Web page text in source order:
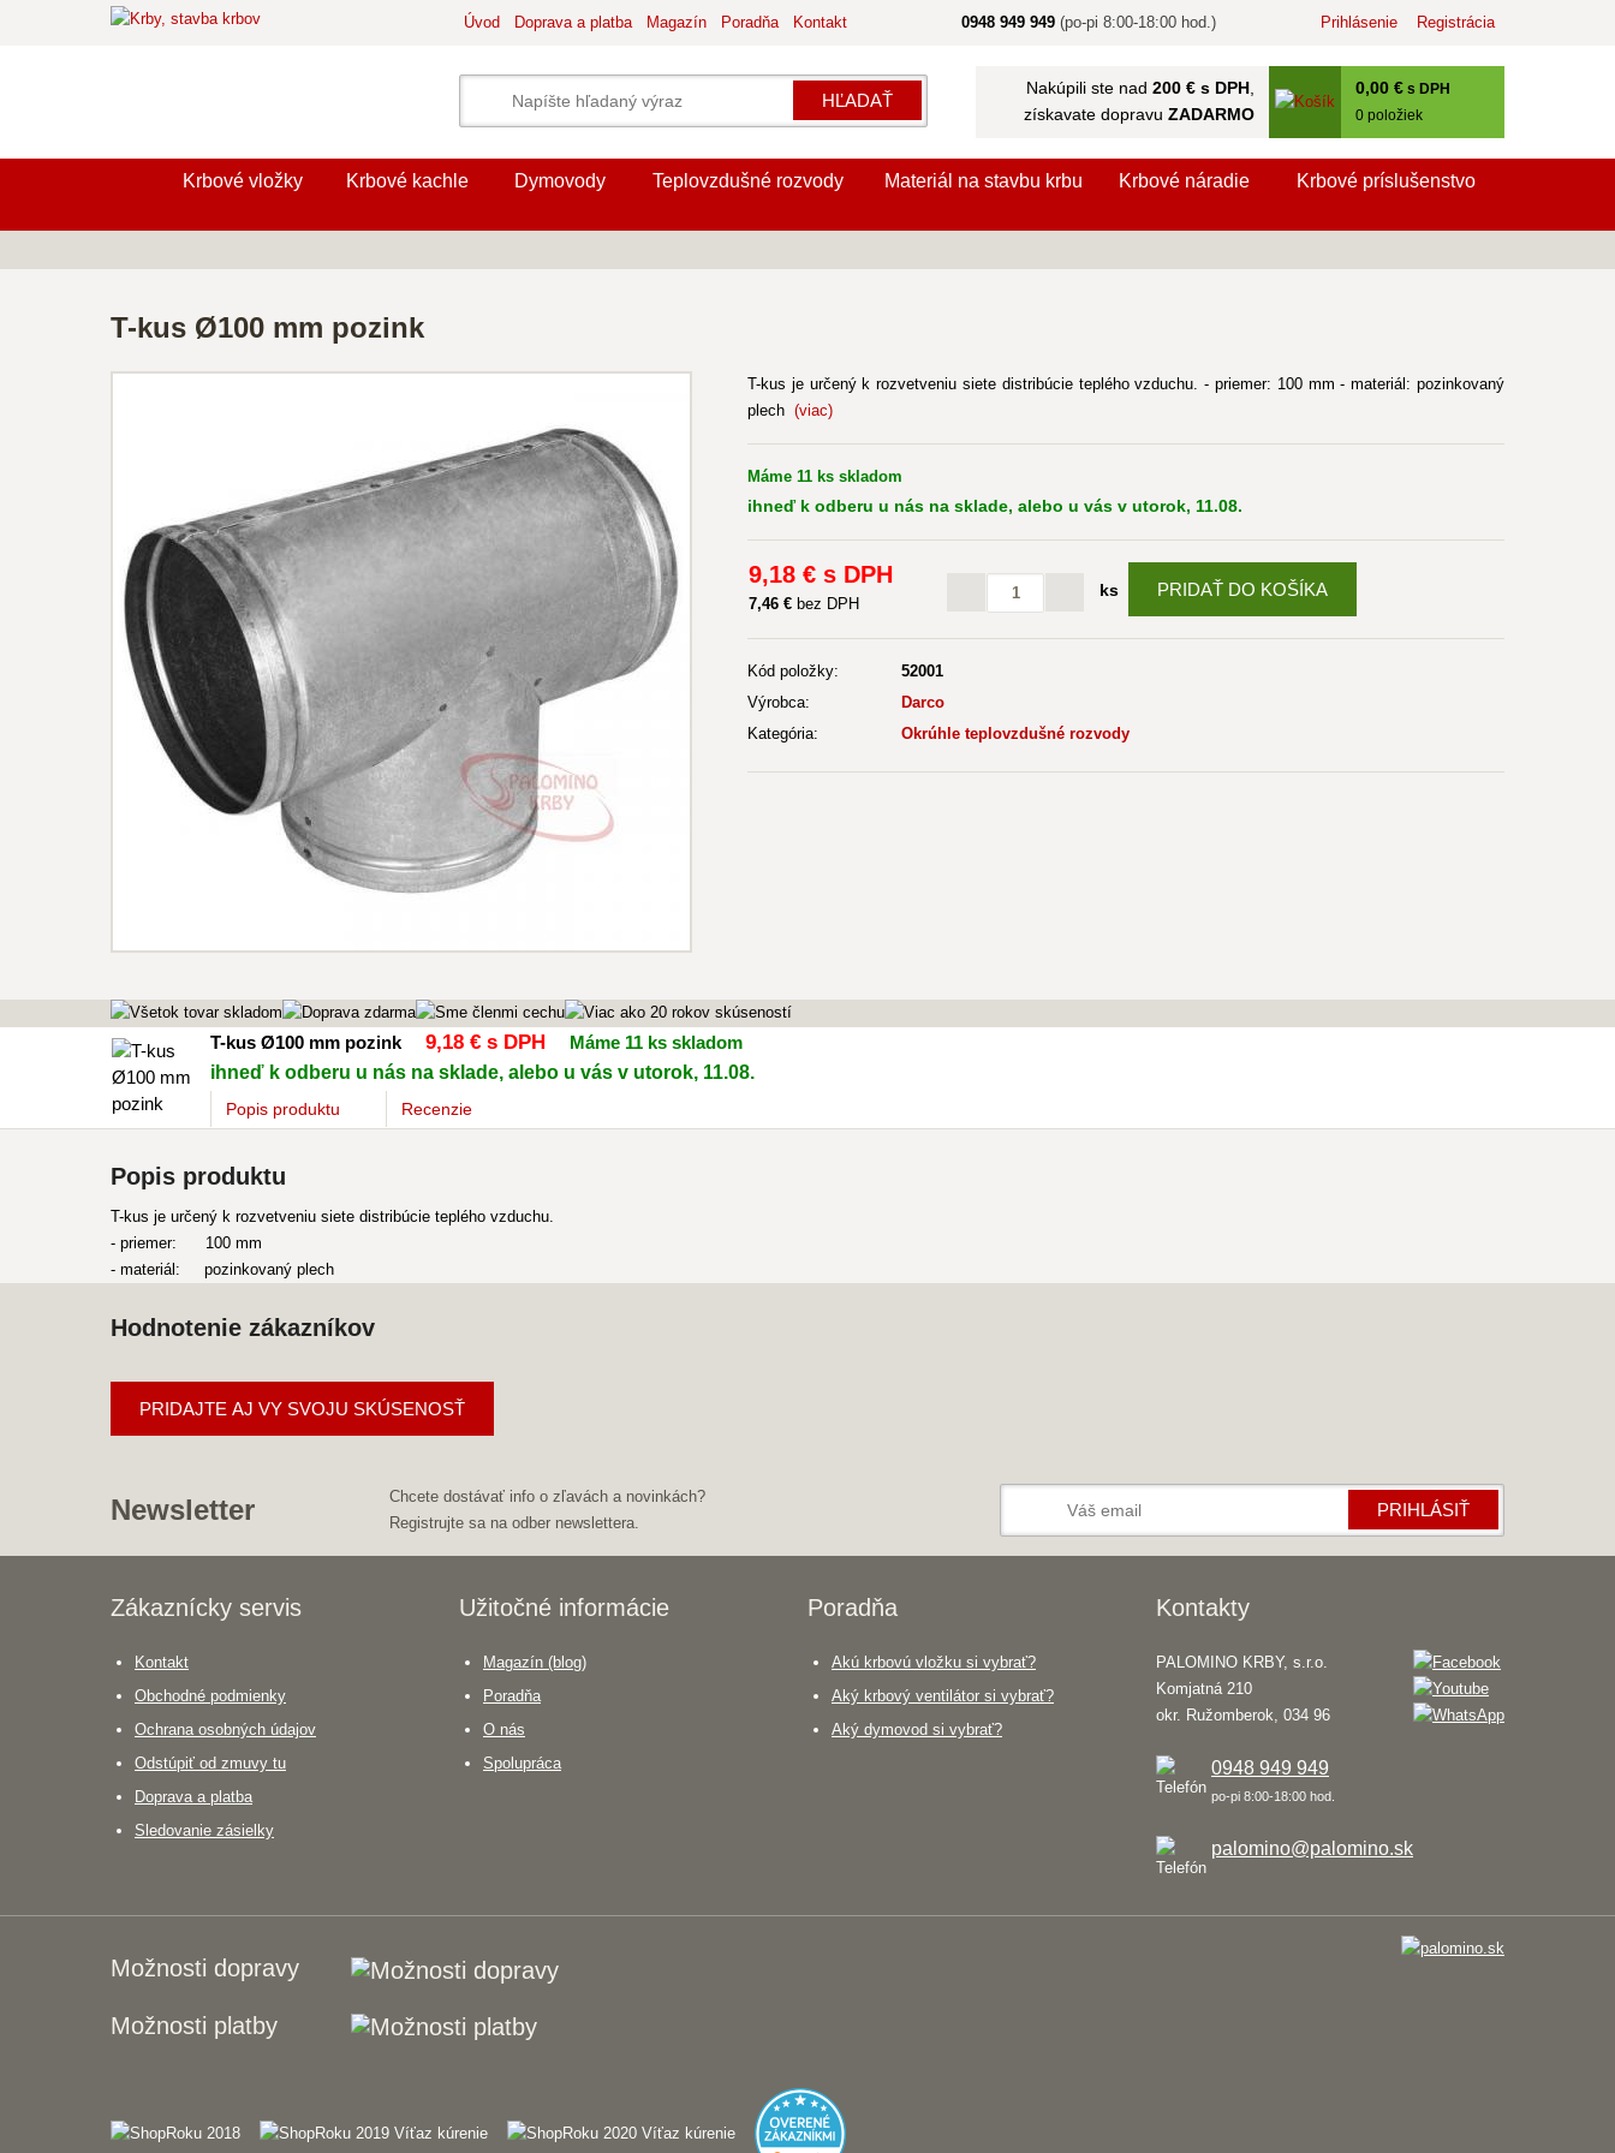
HĽADAŤ
Nakúpili ste nad 200 € s DPH ,
získavate dopravu ZADARMO
0,00 € s DPH
0 položiek
Prihlásenie Registrácia
0948 949 949 (po-pi 8:00-18:00 hod.)
Úvod Doprava a platba Magazín Poradňa Kontakt
Krbové vložky Krbové kachle Dymovody Teplovzdušné rozvody Materiál na stavbu krbu Krbové náradie Krbové príslušenstvo
T-kus Ø100 mm pozink
T-kus je určený k rozvetveniu siete distribúcie teplého vzduchu. - priemer: 100 mm - materiál: pozinkovaný
plech (viac)
Máme 11 ks skladom
ihneď k odberu u nás na sklade, alebo u vás v utorok, 11.08.
9,18 € s DPH
7,46 € bez DPH
ks PRIDAŤ DO KOŠÍKA
Kód položky:
52001
Výrobca:
Darco
Kategória:
Okrúhle teplovzdušné rozvody
T-kus Ø100 mm pozink 9,18 € s DPH Máme 11 ks skladom
ihneď k odberu u nás na sklade, alebo u vás v utorok, 11.08.
Popis produktu Recenzie
Popis produktu
T-kus je určený k rozvetveniu siete distribúcie teplého vzduchu.
- priemer: 100 mm
- materiál: pozinkovaný plech
Hodnotenie zákazníkov
PRIDAJTE AJ VY SVOJU SKÚSENOSŤ
Newsletter
Chcete dostávať info o zľavách a novinkách?
Registrujte sa na odber newslettera.
PRIHLÁSIŤ
Zákaznícky servis
Kontakt
Obchodné podmienky
Ochrana osobných údajov
Odstúpiť od zmuvy tu
Doprava a platba
Sledovanie zásielky
Užitočné informácie
Magazín (blog)
Poradňa
O nás
Spolupráca
Poradňa
Akú krbovú vložku si vybrať?
Aký krbový ventilátor si vybrať?
Aký dymovod si vybrať?
Kontakty
PALOMINO KRBY, s.r.o.
Komjatná 210
okr. Ružomberok, 034 96
0948 949 949
po-pi 8:00-18:00 hod.
palomino@palomino.sk
Možnosti dopravy
Možnosti platby